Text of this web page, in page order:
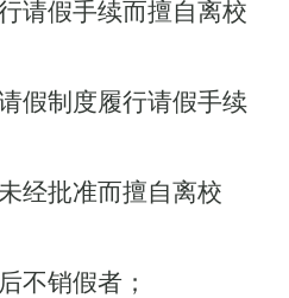
请假手续而擅自离校
假制度履行请假手续
经批准而擅自离校
不销假者；